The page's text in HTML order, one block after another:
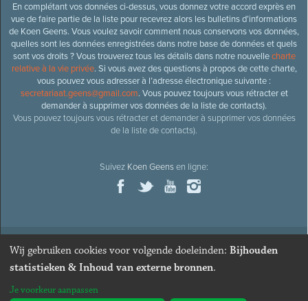
En complétant vos données ci-dessus, vous donnez votre accord exprès en
vue de faire partie de la liste pour recevrez alors les bulletins d’informations
de Koen Geens. Vous voulez savoir comment nous conservons vos données,
quelles sont les données enregistrées dans notre base de données et quels
sont vos droits ? Vous trouverez tous les détails dans notre nouvellecharte
relative à la vie privée. Si vous avez des questions à propos de cette charte,
vous pouvez vous adresser à l’adresse électronique suivante :
secretariaat.geens@gmail.com. Vous pouvez toujours vous rétracter et
demander à supprimer vos données de la liste de contacts).
Vous pouvez toujours vous rétracter et demander à supprimer vos données
de la liste de contacts).
Suivez Koen Geensen ligne:
© 2026Ancien ministre et député honoraire
Webdesign & développement par Zenjoy de Louvain
Wij gebruiken cookies voor volgende doeleinden: Bijhouden
statistieken & Inhoud van externe bronnen.
Je voorkeur aanpassen